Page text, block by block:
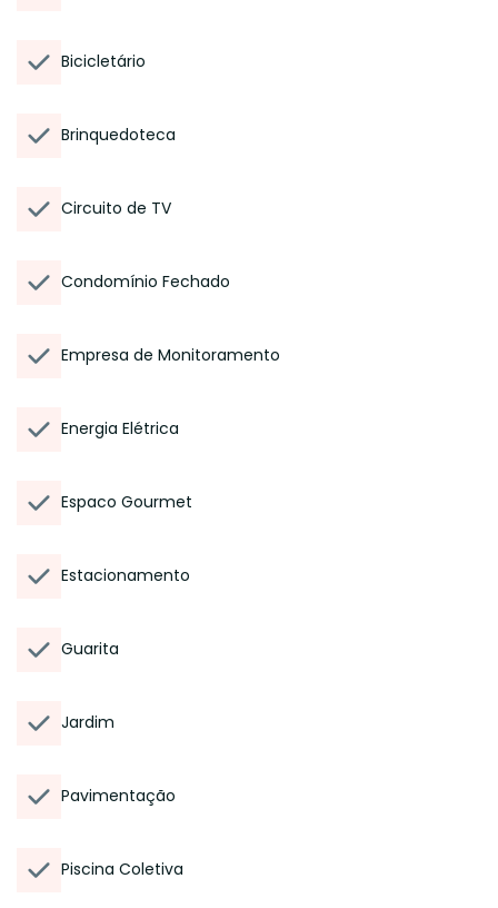
Bicicletário
Brinquedoteca
Circuito de TV
Condomínio Fechado
Empresa de Monitoramento
Energia Elétrica
Espaco Gourmet
Estacionamento
Guarita
Jardim
Pavimentação
Piscina Coletiva